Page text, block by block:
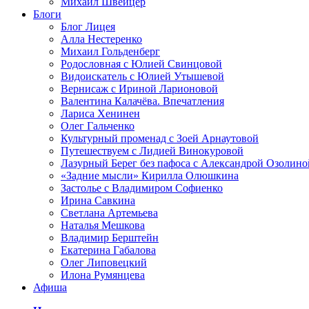
Блоги
Блог Лицея
Алла Нестеренко
Михаил Гольденберг
Родословная с Юлией Свинцовой
Видоискатель с Юлией Утышевой
Вернисаж с Ириной Ларионовой
Валентина Калачёва. Впечатления
Лариса Хенинен
Олег Гальченко
Культурный променад с Зоей Арнаутовой
Путешествуем с Лидией Винокуровой
Лазурный Берег без пафоса с Александрой
«Задние мысли» Кирилла Олюшкина
Застолье с Владимиром Софиенко
Ирина Савкина
Светлана Артемьева
Наталья Мешкова
Владимир Берштейн
Екатерина Габалова
Олег Липовецкий
Илона Румянцева
Афиша